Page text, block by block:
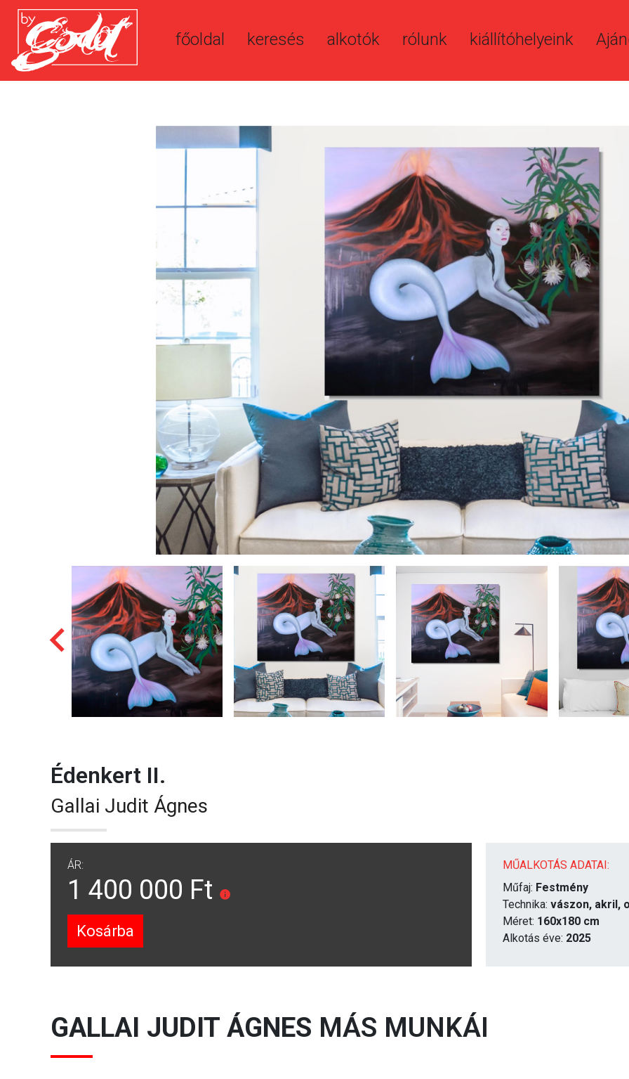
főoldal keresés alkotók rólunk kiállítóhelyeink
Édenkert II.
Gallai Judit Ágnes
ÁR:
1 400 000 Ft
Kosárba
MŰALKOTÁS ADATAI:
Műfaj: Festmény
Technika: vászon, akril,
Méret: 160x180 cm
Alkotás éve: 2025
GALLAI JUDIT ÁGNES MÁS MUNKÁI